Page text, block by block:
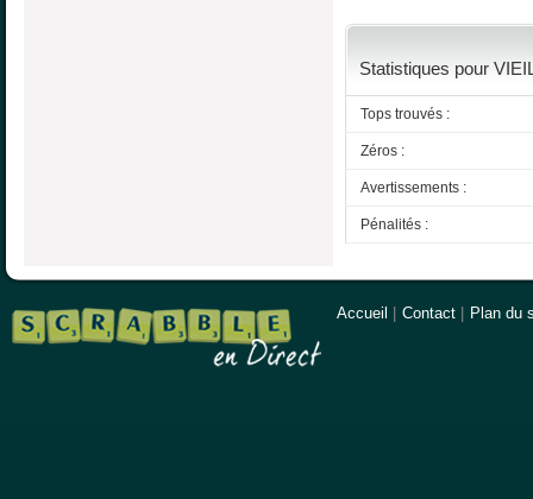
Statistiques pour
Tops trouvés :
Zéros :
Avertissements :
Pénalités :
Accueil Contact Plan du